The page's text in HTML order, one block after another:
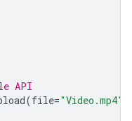
API
(file="Video.mp4"